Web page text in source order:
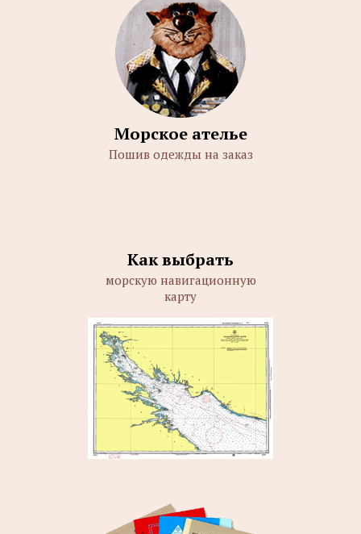
Морское ателье
Пошив одежды на заказ
Как выбрать
морскую навигационную
карту